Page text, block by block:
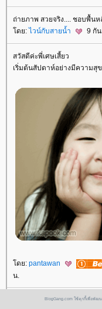
ถ่ายภาพ สวยจริง.... ชอบพื้น
ดย: ไวน์กับสายน้ำ 9 กั
สวัสดีค่ะพี่เศษเสี้ยว
เริ่มต้นสัปดาห์อย่างมีความสุ
ดย: pantawan
น.
ขอบคุณ คุณเศษเสี้ยวค่ะ แว
BlogGang.com ใช้คุกกี้เพื่อพัฒ